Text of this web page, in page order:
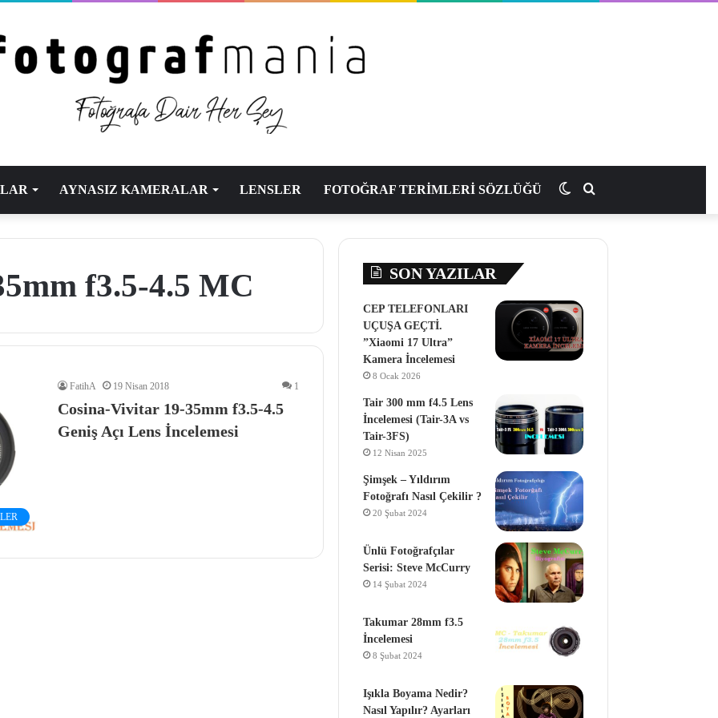
AYNASIZ KAMERALAR LENSLER FOTOĞRAF TERİMLERİ SÖZLÜĞÜ
yap
Dış
görünümü
f3.5-4.5 MC
FatihA 19 Nisan 2018 1
Cosina-Vivitar 19-35mm f3.5-4.5
Geniş Açı Lens İncelemesi
SON YAZILAR
CEP TELEFONLARI
UÇUŞA GEÇTİ.
”Xiaomi 17 Ultra”
Kamera İncelemesi
8 Ocak 2026
Tair 300 mm f4.5 Lens
İncelemesi (Tair-3A vs
Tair-3FS)
12 Nisan 2025
Şimşek – Yıldırım
Fotoğrafı Nasıl Çekilir ?
20 Şubat 2024
Ünlü Fotoğrafçılar
Serisi: Steve McCurry
14 Şubat 2024
Takumar 28mm f3.5
İncelemesi
8 Şubat 2024
Işıkla Boyama Nedir?
Nasıl Yapılır? Ayarları